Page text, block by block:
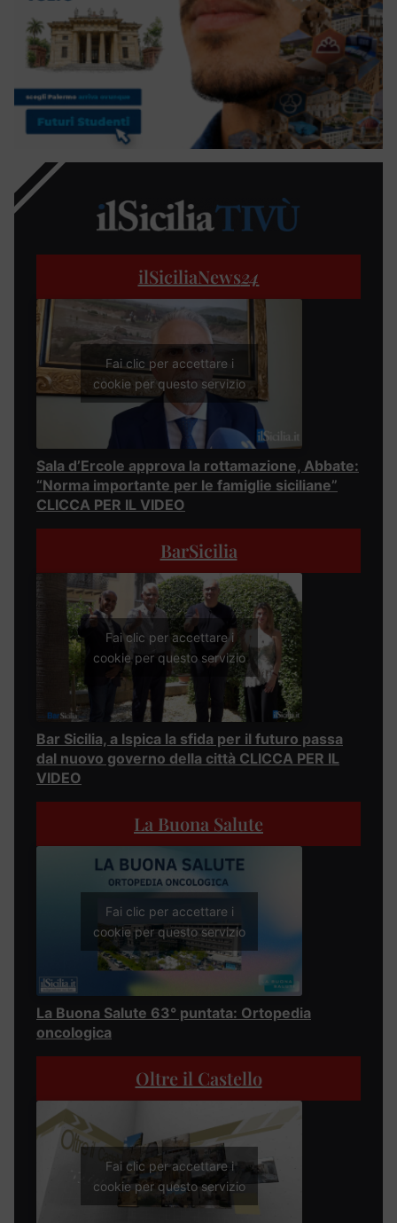
ilSiciliaNews24
Fai clic per accettare i
cookie per questo servizio
Sala d’Ercole approva la rottamazione, Abbate:
“Norma importante per le famiglie siciliane”
CLICCA PER IL VIDEO
BarSicilia
Fai clic per accettare i
cookie per questo servizio
Bar Sicilia, a Ispica la sfida per il futuro passa
dal nuovo governo della città CLICCA PER IL
VIDEO
La Buona Salute
Fai clic per accettare i
cookie per questo servizio
La Buona Salute 63° puntata: Ortopedia
oncologica
Oltre il Castello
Fai clic per accettare i
cookie per questo servizio